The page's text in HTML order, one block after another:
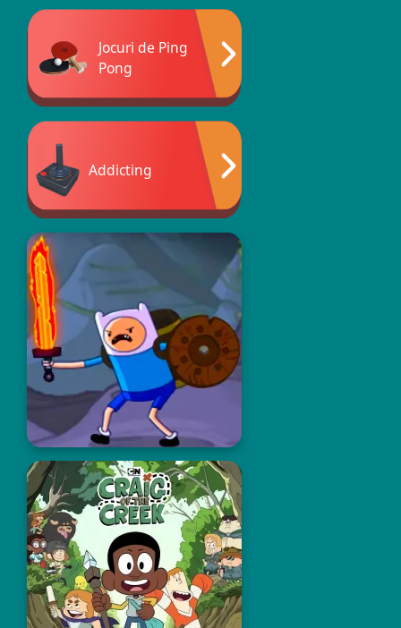
Jocuri de Ping
Pong
Addicting